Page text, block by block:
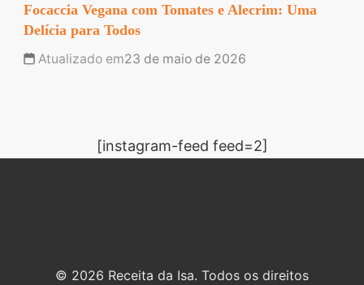
Focaccia Vegana com Tomates e Alecrim: Uma
Delícia para Todos
Atualizado em23 de maio de 2026
[instagram-feed feed=2]
© 2026 Receita da Isa. Todos os direitos